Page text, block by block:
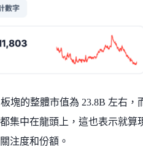
塊的整體市值為 23.8B 左右
集中在龍頭上，這也表示就
注度和份額。